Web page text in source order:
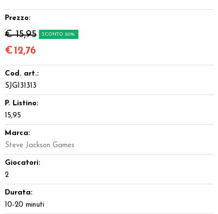
Prezzo:
€ 15,95 SCONTO 20%
€ 12,76
Cod. art.:
SJG131313
P. Listino:
15,95
Marca:
Steve Jackson Games
Giocatori:
2
Durata:
10-20 minuti